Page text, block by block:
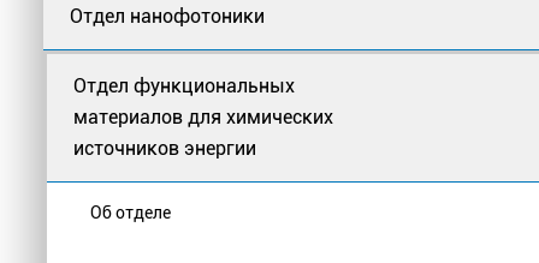
Отдел нанофотоники
Отдел функциональных
материалов для химических
источников энергии
Об отделе